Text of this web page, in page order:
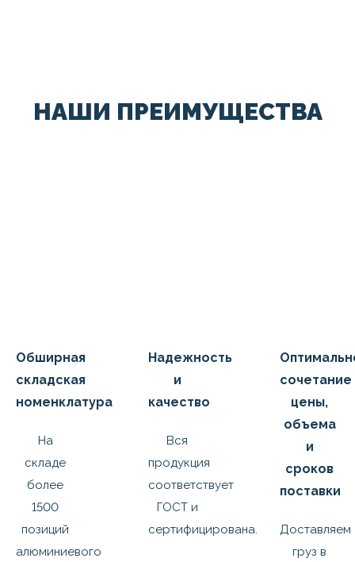
НАШИ ПРЕИМУЩЕСТВА
Обширная
складская
номенклатура
На
складе
более
1500
позиций
алюминиевого
Надежность
и
качество
Вся
продукция
соответствует
ГОСТ и
сертифицирована.
сочетание
цены,
объема
и
сроков
поставки
Доставляем
груз в